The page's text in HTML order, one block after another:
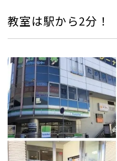
教室は駅から2分！